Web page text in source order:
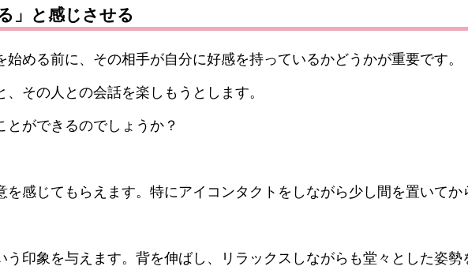
」と感じさせる
める前に、その相手が自分に好感を持っているかどうかが重要です。
その人との会話を楽しもうとします。
ができるのでしょうか？
感じてもらえます。特にアイコンタクトをしながら少し間を置いてか
印象を与えます。背を伸ばし、リラックスしながらも堂々とした姿勢